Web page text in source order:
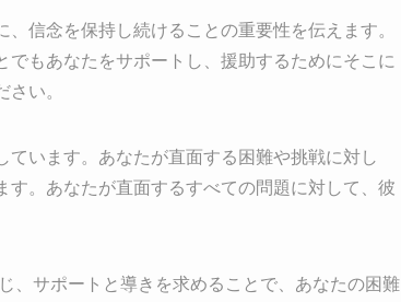
信念を保持し続けることの重要性を伝えます。
もあなたをサポートし、援助するためにそこに
い。
います。あなたが直面する困難や挑戦に対し
。あなたが直面するすべての問題に対して、彼
、サポートと導きを求めることで、あなたの困難